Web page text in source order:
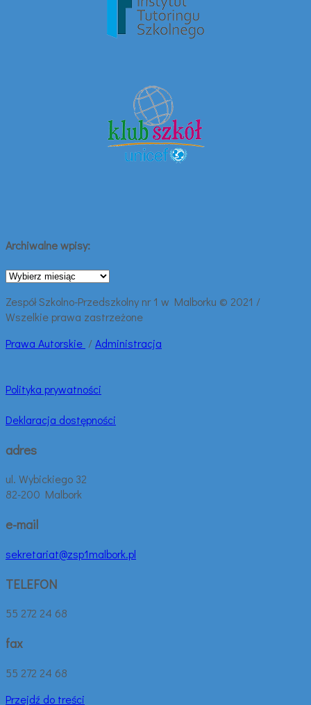
Archiwalne wpisy:
Archiwalne
Zespół Szkolno-Przedszkolny nr 1 w Malborku © 2021 /
Wszelkie prawa zastrzeżone
Prawa Autorskie /Administracja
Polityka prywatności
Deklaracja dostępności
adres
ul. Wybickiego 32
82-200 Malbork
e-mail
sekretariat@zsp1malbork.pl
TELEFON
55 272 24 68
fax
55 272 24 68
Przejdź do treści